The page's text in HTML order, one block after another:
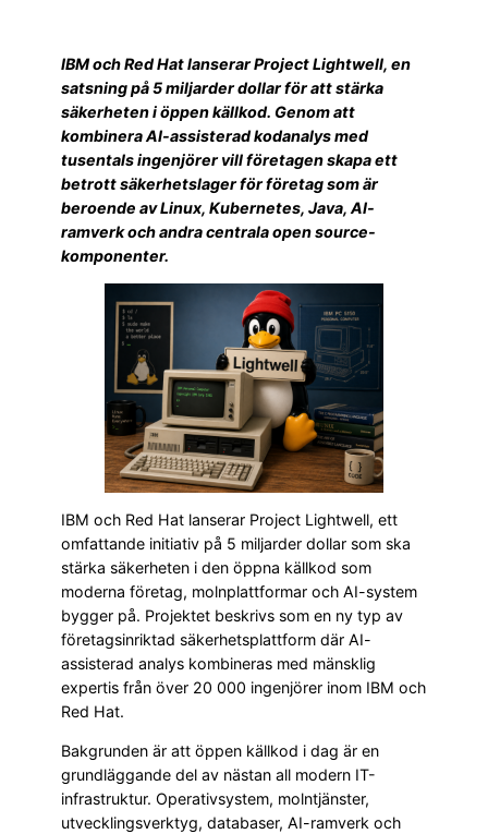
IBM och Red Hat lanserar Project Lightwell, en
satsning på 5 miljarder dollar för att stärka
säkerheten i öppen källkod. Genom att
kombinera AI-assisterad kodanalys med
tusentals ingenjörer vill företagen skapa ett
betrott säkerhetslager för företag som är
beroende av Linux, Kubernetes, Java, AI-
ramverk och andra centrala open source-
komponenter.
IBM och Red Hat lanserar Project Lightwell, ett
omfattande initiativ på 5 miljarder dollar som ska
stärka säkerheten i den öppna källkod som
moderna företag, molnplattformar och AI-system
bygger på. Projektet beskrivs som en ny typ av
företagsinriktad säkerhetsplattform där AI-
assisterad analys kombineras med mänsklig
expertis från över 20 000 ingenjörer inom IBM och
Red Hat.
Bakgrunden är att öppen källkod i dag är en
grundläggande del av nästan all modern IT-
infrastruktur. Operativsystem, molntjänster,
utvecklingsverktyg, databaser, AI-ramverk och